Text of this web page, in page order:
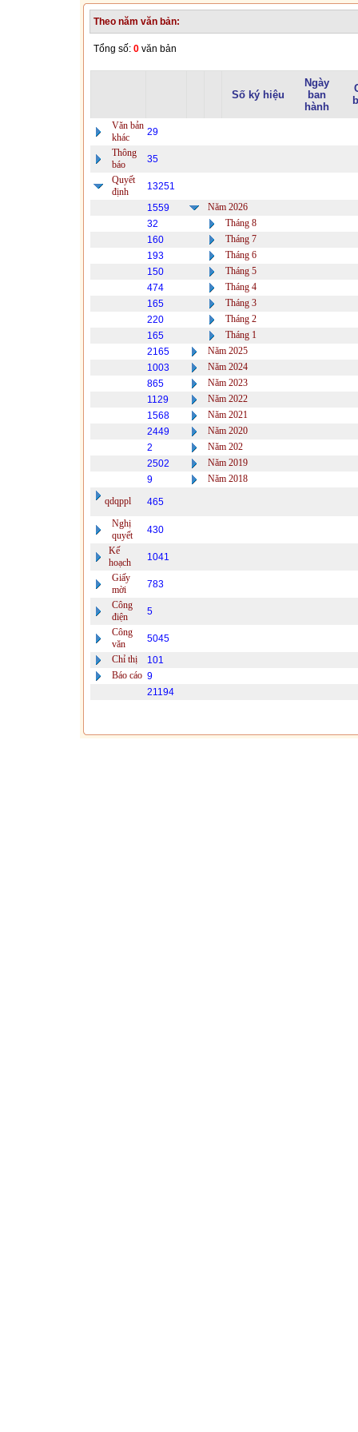
Theo năm văn bản:
Tổng số: 0 văn bản
Số ký hiệu
Ngày
ban
hành
Văn bản
khác
29
Thông
báo
35
Quyết
định
13251
1559
Năm 2026
32
Tháng 8
160
Tháng 7
193
Tháng 6
150
Tháng 5
474
Tháng 4
165
Tháng 3
220
Tháng 2
165
Tháng 1
2165
Năm 2025
1003
Năm 2024
865
Năm 2023
1129
Năm 2022
1568
Năm 2021
2449
Năm 2020
2
Năm 202
2502
Năm 2019
9
Năm 2018
qdqppl
465
Nghị
quyết
430
Kế
hoạch
1041
Giấy
mời
783
Công
điện
5
Công
văn
5045
Chỉ thị
101
Báo cáo 9
21194